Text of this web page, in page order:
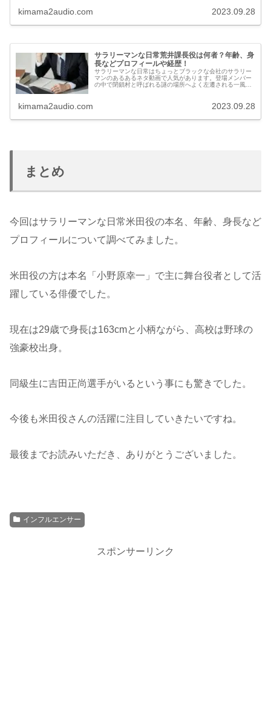
kimama2audio.com 2023.09.28
サラリーマンな日常荒井課長役は何者？年齢、身
長などプロフィールや経歴！
サラリーマンな日常はちょっとブラックな会社のサラリー
マンのあるあるネタ動画で人気があります。登場メンバー
の中で閉鎖村と呼ばれる謎の場所へよく左遷される一風変
kimama2audio.com 2023.09.28
まとめ
今回はサラリーマンな日常米田役の本名、年齢、身長など
プロフィールについて調べてみました。
米田役の方は本名「小野原幸一」で主に舞台役者として活
躍している俳優でした。
現在は29歳で身長は163cmと小柄ながら、高校は野球の
強豪校出身。
同級生に吉田正尚選手がいるという事にも驚きでした。
今後も米田役さんの活躍に注目していきたいですね。
最後までお読みいただき、ありがとうございました。
インフルエンサー
スポンサーリンク